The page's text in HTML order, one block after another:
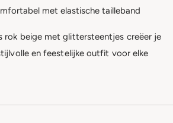
met elastische tailleband
rok beige met glittersteentjes creëer je
en feestelijke outfit voor elke